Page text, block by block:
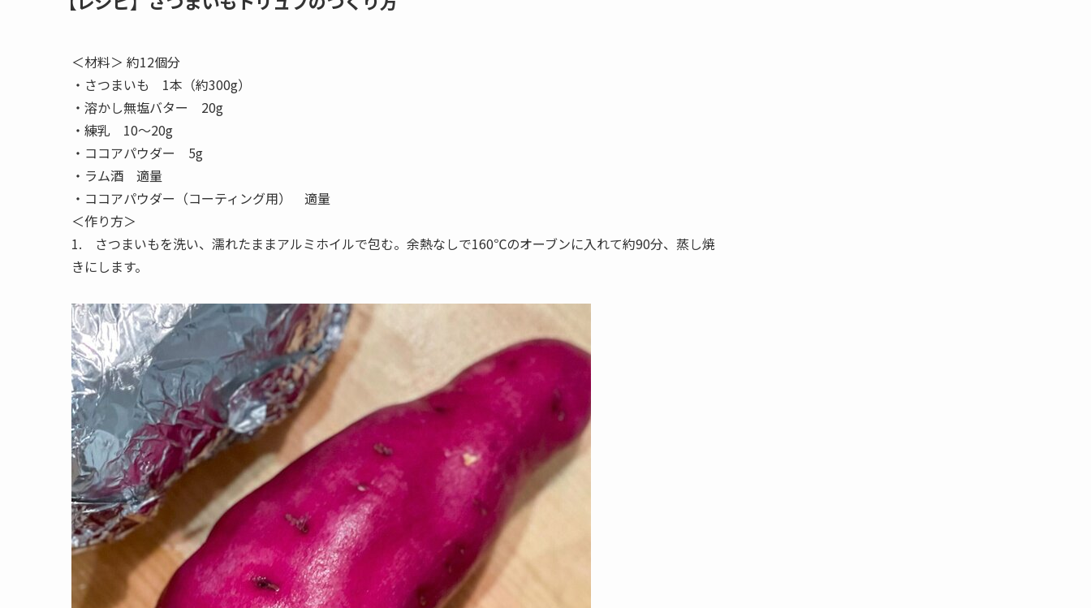
＜材料＞ 約12個分
・さつまいも 1本（約300g）
・溶かし無塩バター 20g
・練乳 10～20g
・ココアパウダー 5g
・ラム酒 適量
・ココアパウダー（コーティング用） 適量
＜作り方＞
1. さつまいもを洗い、濡れたままアルミホイルで包む。余熱なしで160℃のオーブンに入れて約90分、蒸し焼
きにします。